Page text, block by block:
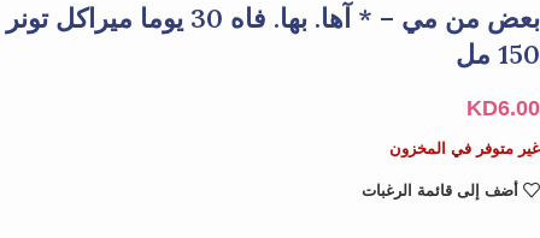
بعض من مي – * آها. بها. فاه 30 يوما ميراكل تونر
150 مل
KD6.00
غير متوفر في المخزون
أضف إلى قائمة الرغبات